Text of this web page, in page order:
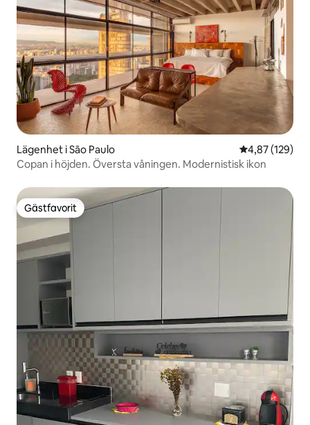
Lägenhet i São Paulo 4,87 av 5 i
4,87 (129)
Copan i höjden. Översta våningen. Modernistisk ikon
Gästfavorit
Gästfavorit